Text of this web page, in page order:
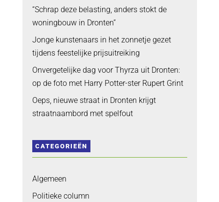
“Schrap deze belasting, anders stokt de
woningbouw in Dronten”
Jonge kunstenaars in het zonnetje gezet
tijdens feestelijke prijsuitreiking
Onvergetelijke dag voor Thyrza uit Dronten:
op de foto met Harry Potter-ster Rupert Grint
Oeps, nieuwe straat in Dronten krijgt
straatnaambord met spelfout
CATEGORIEËN
Algemeen
Politieke column